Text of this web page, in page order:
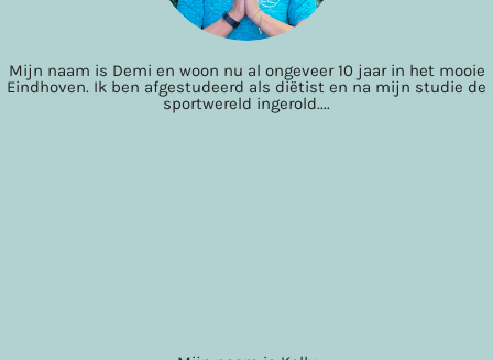
Mijn naam is Demi en woon nu al ongeveer 10 jaar in het mooie
Eindhoven. Ik ben afgestudeerd als diëtist en na mijn studie de
sportwereld ingerold....